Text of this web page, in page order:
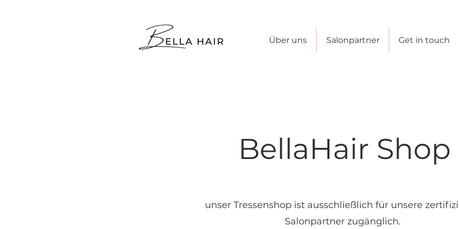
Über uns Salonpartner Get in touch
BellaHair Shop
unser Tressenshop ist ausschließlich für unsere
Salonpartner zugänglich.